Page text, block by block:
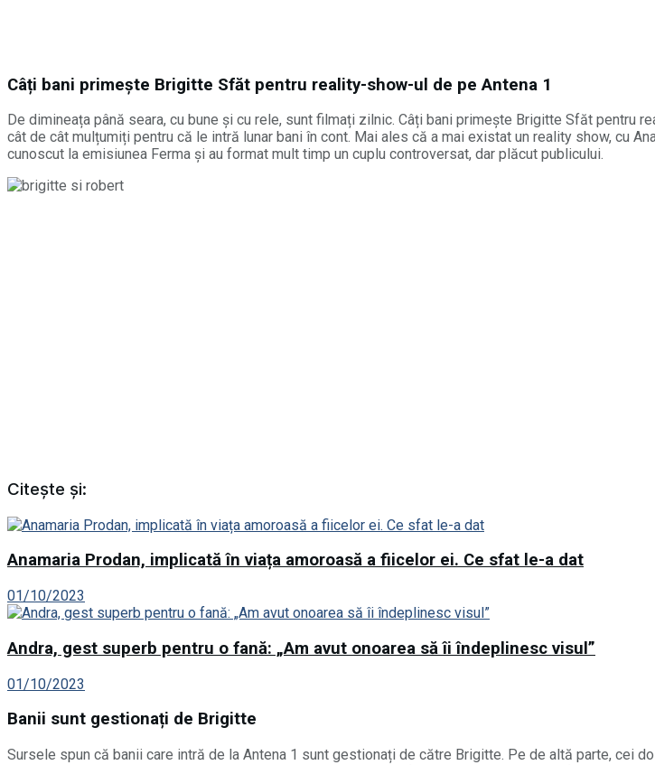
Câți bani primește Brigitte Sfăt pentru reality-show-ul de pe Antena 1
De dimineața până seara, cu bune și cu rele, sunt filmați zilnic. Câți bani primește Brigitte Sfăt pentru
cât de cât mulțumiți pentru că le intră lunar bani în cont. Mai ales că a mai existat un reality show, cu
cunoscut la emisiunea Ferma și au format mult timp un cuplu controversat, dar plăcut publicului.
Citește și:
Anamaria Prodan, implicată în viața amoroasă a fiicelor ei. Ce sfat le-a dat
01/10/2023
Andra, gest superb pentru o fană: „Am avut onoarea să îi îndeplinesc visul”
01/10/2023
Banii sunt gestionați de Brigitte
Sursele spun că banii care intră de la Antena 1 sunt gestionați de către Brigitte. Pe de altă parte, cei